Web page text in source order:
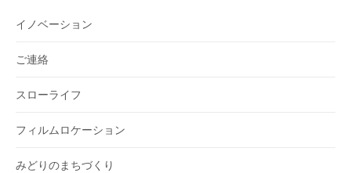
イノベーション
ご連絡
スローライフ
フィルムロケーション
みどりのまちづくり